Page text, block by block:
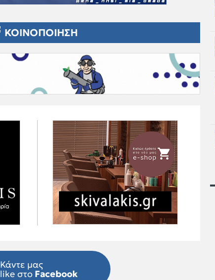
ΚΟΙΝΟΠΟΙΗΣΗ
Κάντε μας
like στο Facebook